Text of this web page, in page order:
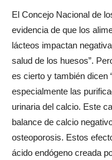
El Concejo Nacional de
evidencia de que los
lácteos impactan
salud de los huesos”.
es cierto y también dicen
especialmente las
urinaria del calcio. Este
balance de calcio
osteoporosis. Estos
ácido endógeno creada